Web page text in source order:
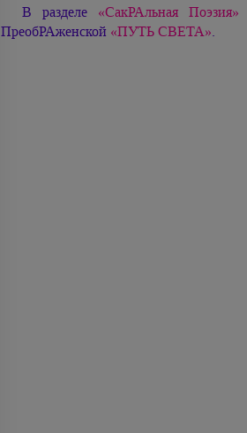
В разделе «СакРАльная Поэзия»
ПреобРАженской «ПУТЬ СВЕТА».